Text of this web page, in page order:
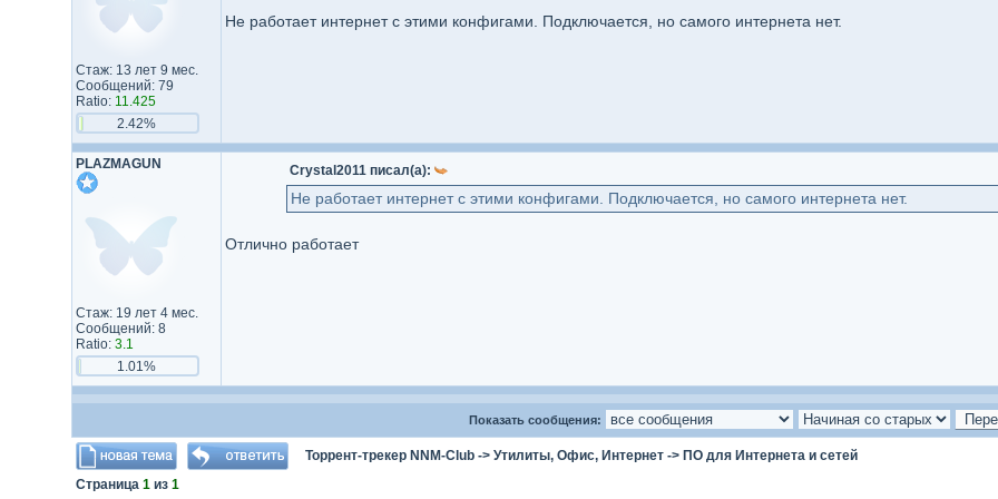
Стаж: 13 лет 9 мес.
Сообщений: 79
Ratio: 11.425
2.42%
Не работает интернет с этими конфигами. Подключается, но самого интернета нет.
PLAZMAGUN
Стаж: 19 лет 4 мес.
Сообщений: 8
Ratio: 3.1
1.01%
Crystal2011 писал(а):
Не работает интернет с этими конфигами. Подключается, но самого интернета нет.
Отлично работает
Показать сообщения:
Торрент-трекер NNM-Club-> Утилиты, Офис, Интернет-> ПО для Интернета и сетей
Страница 1из 1